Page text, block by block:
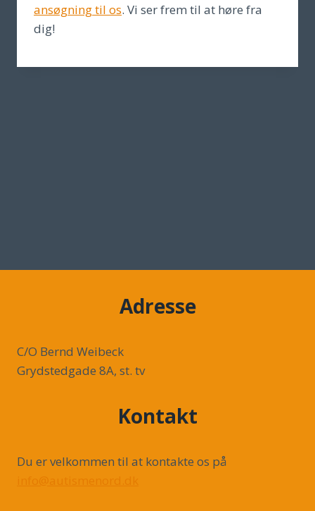
ansøgning til os. Vi ser frem til at høre fra
dig!
Adresse
C/O Bernd Weibeck
Grydstedgade 8A, st. tv
Kontakt
Du er velkommen til at kontakte os på